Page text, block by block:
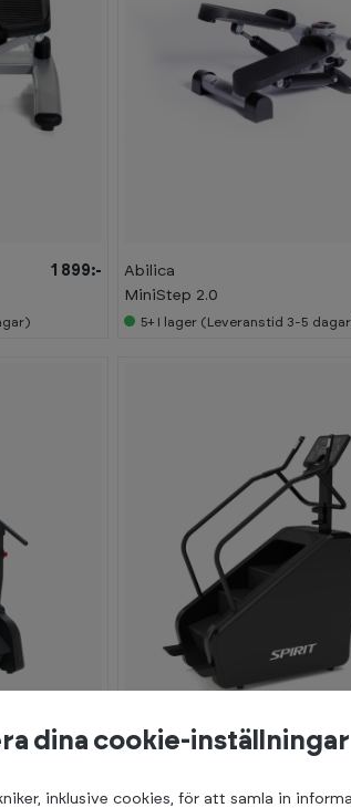
1 899:-
Abilica
MiniStep 2.0
5+ I lager (Leveranstid 3-5
34 999:-
Spirit
dina cookie-inställningar
inklusive cookies, för att samla in